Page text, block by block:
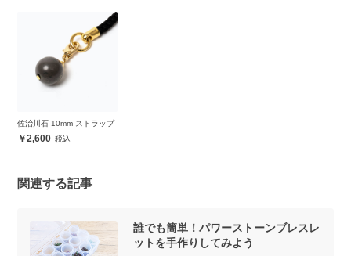
佐治川石 10mm ストラップ
2,600
関連する記事
誰でも簡単！パワーストーンブレスレ
ットを手作りしてみよう